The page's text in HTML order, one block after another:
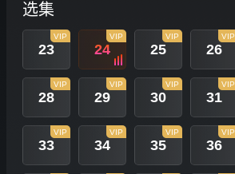
选集
23
VIP
24
VIP
25
VIP
26
VIP
28
VIP
29
VIP
30
VIP
31
VIP
33
VIP
34
VIP
35
VIP
36
VIP